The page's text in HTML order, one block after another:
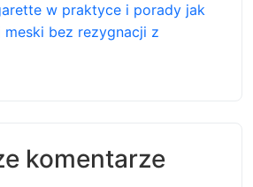
w praktyce i porady jak
bez rezygnacji z
komentarze